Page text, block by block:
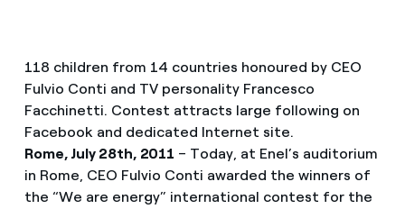
118 children from 14 countries honoured by CEO
Fulvio Conti and TV personality Francesco
Facchinetti. Contest attracts large following on
Facebook and dedicated Internet site.
Rome, July 28th, 2011 – Today, at Enel’s auditorium
in Rome, CEO Fulvio Conti awarded the winners of
the “We are energy” international contest for the